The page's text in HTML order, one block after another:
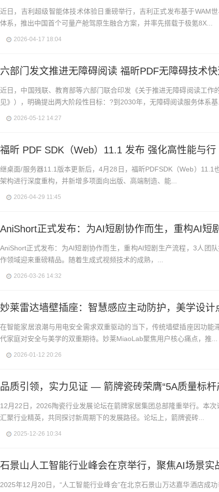
近日，吉利超级智能体技术体验日重磅举行，吉利正式发布基于WAM
体系，推出中国首个可量产舱驾原生融合方案，并率先搭载于极氪8X...
2026-04-17 18:04
六部门发文推进无障碍阅读 福昕PDF无障碍技术
近日，中国残联、教育部等六部门联合印发《关于推进无障碍阅读工作
见》），明确提出两大阶段性目标：?到2030年，无障碍阅读服务体系
2026-05-12 14:27
福昕 PDF SDK（Web）11.1 发布 强化高性能与行
继桌面/服务器11.1版本更新后，4月28日，福昕PDFSDK（Web）11.1
架构进行深度重构，并新增多项面向出版、高端制造、能...
2026-04-29 11:45
AniShort正式发布：为AI短剧协作而生，重构AI短
AniShort正式发布：为AI短剧协作而生，重构AI短剧生产流程，3人团
作领域迎来重磅精品。随着生成式视频技术的成熟，...
2026-03-26 14:32
妙莱雷达墙壁插座：智慧感应主动防护，美学设计
在智能家居浪潮与用电安全需求双重驱动的当下，传统墙壁插座因功能
代家庭对安全与美学的双重期待。妙莱MiaoLab聚焦用户核心痛点，推...
2026-01-12 20:26
品质引领，实力见证 — 箭牌瓷砖荣膺“5A质量标杆
12月22日，2026陶瓷行业发展论坛在箭牌家居集团总部隆重举行。本次
汇聚行业精英，共同探讨新周期下的发展路径。论坛上，箭牌瓷砖...
2025-12-26 10:34
石景山人工智能行业峰会在京举行，聚焦AI场景实
2025年12月20日，“人工智能行业峰会”在北京石景山万达嘉华酒店成